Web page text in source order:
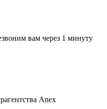
вам через 1 минуту
Anex